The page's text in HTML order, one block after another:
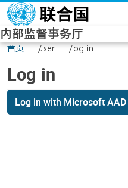
Skip to main content
内部监督事务厅
首页 user Log in
Log in
Log in with Microsoft